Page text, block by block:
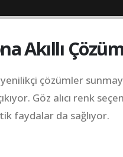
Akıllı
çözümler
Göz alıcı renk
faydalar da sağlıyor.